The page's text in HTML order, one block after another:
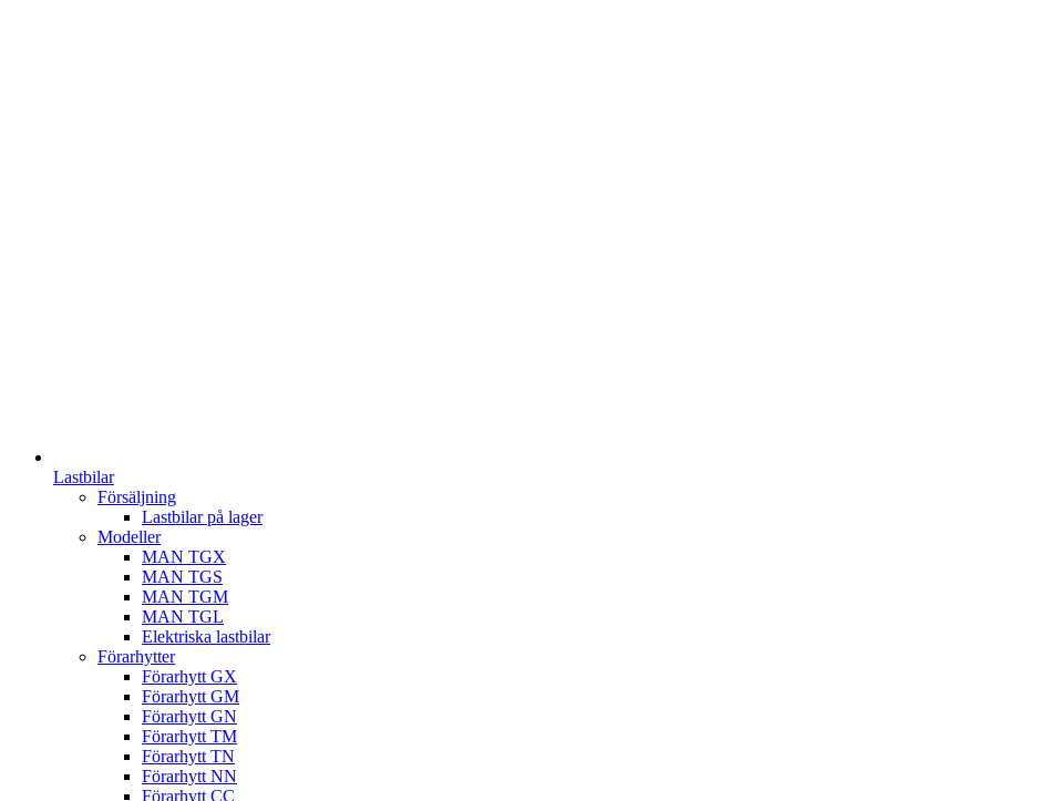
Lastbilar
Försäljning
Lastbilar på lager
Modeller
MAN TGX
MAN TGS
MAN TGM
MAN TGL
Elektriska lastbilar
Förarhytter
Förarhytt GX
Förarhytt GM
Förarhytt GN
Förarhytt TM
Förarhytt TN
Förarhytt NN
Förarhytt CC